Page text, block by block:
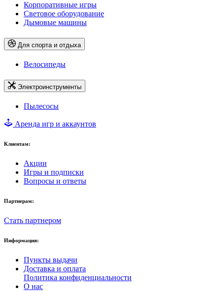
Корпоративные игры
Световое оборудование
Дымовые машины
Для спорта и отдыха
Велосипеды
Электроинструменты
Пылесосы
Аренда игр и аккаунтов
Клиентам:
Акции
Игры и подписки
Вопросы и ответы
Партнерам:
Стать партнером
Информация:
Пункты выдачи
Доставка и оплата
Политика конфиденциальности
О нас